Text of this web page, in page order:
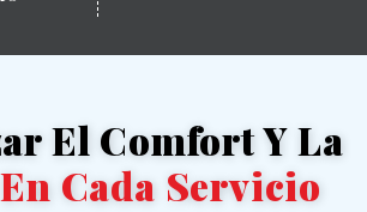
El Comfort Y La
En Cada Servicio